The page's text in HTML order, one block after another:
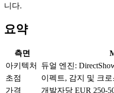
니다.
요약
측면
아키텍처
듀얼 엔진:
초점
이펙트, 감지 및 크
가격
개발자당 EUR 250-